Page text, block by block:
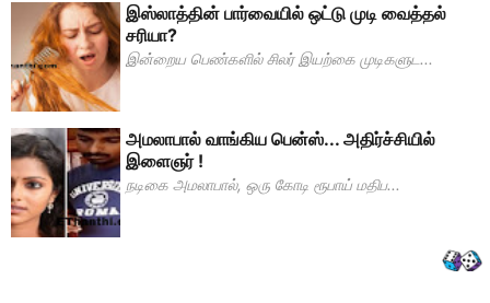
இஸ்லாத்தின் பார்வையில் ஒட்டு முடி வைத்தல்
சரியா?
இன்றைய பெண்களில் சிலர் இயற்கை முடிகளுட...
அமலாபால் வாங்கிய பென்ஸ்... அதிர்ச்சியில்
இளைஞர் !
நடிகை அமலாபால், ஒரு கோடி ரூபாய் மதிப...